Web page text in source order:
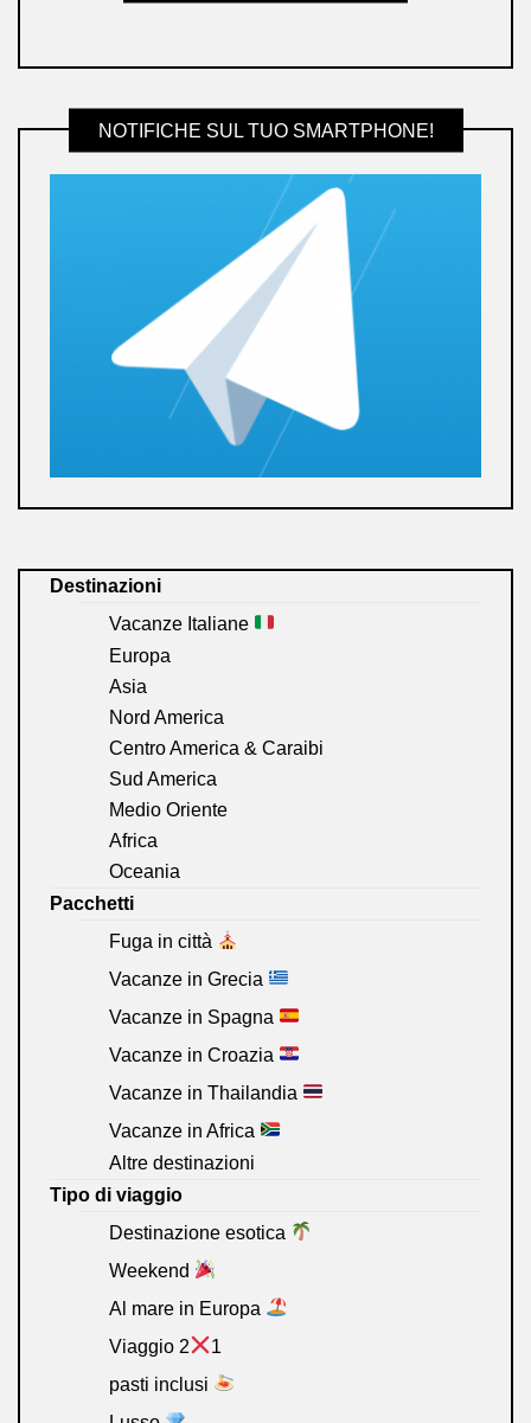
NOTIFICHE SUL TUO SMARTPHONE!
Destinazioni
Vacanze Italiane
Europa
Asia
Nord America
Centro America & Caraibi
Sud America
Medio Oriente
Africa
Oceania
Pacchetti
Fuga in città
Vacanze in Grecia
Vacanze in Spagna
Vacanze in Croazia
Vacanze in Thailandia
Vacanze in Africa
Altre destinazioni
Tipo di viaggio
Destinazione esotica
Weekend
Al mare in Europa
Viaggio 2
1
pasti inclusi